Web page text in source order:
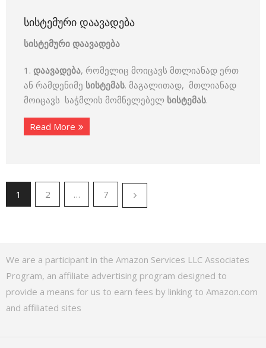
ᲡᲘᲡᲢᲔᲛᲣᲠᲘ ᲓᲐᲐᲕᲐᲓᲔᲑᲐ
სისტემური დაავადება
1. დაავადება, რომელიც მოიცავს მთლიანად ერთ
ან რამდენიმე სისტემას. მაგალითად, მთლიანად
მოიცავს საჭმლის მომნელებელ სისტემას.
Read More
1 2 … 7
We are a participant in the Amazon Services LLC Associates
Program, an affiliate advertising program designed to
provide a means for us to earn fees by linking to Amazon.com
and affiliated sites